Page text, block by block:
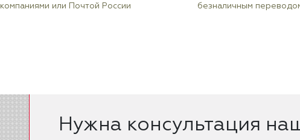
компаниями или Почтой России
безналичным
Нужна консультация